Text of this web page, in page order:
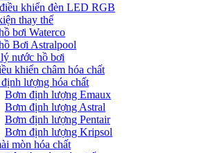
khiển đèn LED RGB
thay thế
bơi Waterco
Bơi Astralpool
nước hồ bơi
khiển châm hóa chất
lượng hóa chất
Bơm định lượng Emaux
Bơm định lượng Astral
Bơm định lượng Pentair
Bơm định lượng Kripsol
mòn hóa chất